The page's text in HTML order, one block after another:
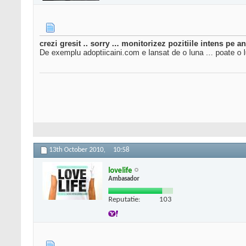
crezi gresit .. sorry ... monitorizez pozitiile intens pe
De exemplu adoptiicaini.com e lansat de o luna ... poate
13th October 2010, 10:58
lovelife
Ambasador
Reputatie: 103